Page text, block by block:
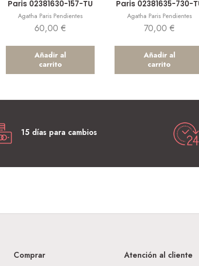
Paris 02381630-157-TU
Agatha Paris Pendientes
60,00€
Añadir al
carrito
Paris 02381635-730-
Agatha Paris Pendientes
70,00€
Añadir al
carrito
15 días para cambios
Comprar Atención al cliente